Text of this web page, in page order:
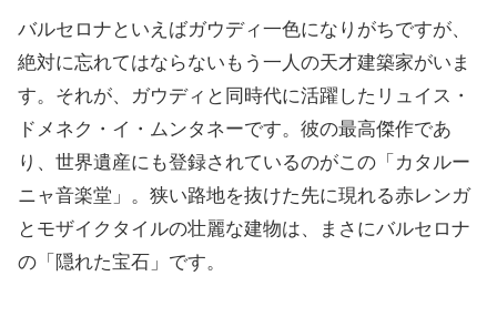
バルセロナといえばガウディ一色になりがちですが、
絶対に忘れてはならないもう一人の天才建築家がいま
す。それが、ガウディと同時代に活躍したリュイス・
ドメネク・イ・ムンタネーです。彼の最高傑作であ
り、世界遺産にも登録されているのがこの「カタルー
ニャ音楽堂」。狭い路地を抜けた先に現れる赤レンガ
とモザイクタイルの壮麗な建物は、まさにバルセロナ
の「隠れた宝石」です。